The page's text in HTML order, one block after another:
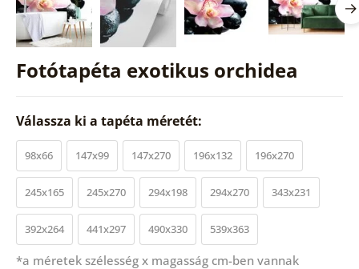
Fotótapéta exotikus orchidea
Válassza ki a tapéta méretét:
98x66 147x99 147x270 196x132 196x270
245x165 245x270 294x198 294x270 343x231
392x264 441x297 490x330 539x363
*a méretek szélesség x magasság cm-ben vannak